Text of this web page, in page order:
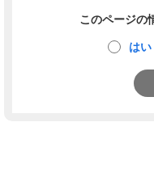
このページの
はい